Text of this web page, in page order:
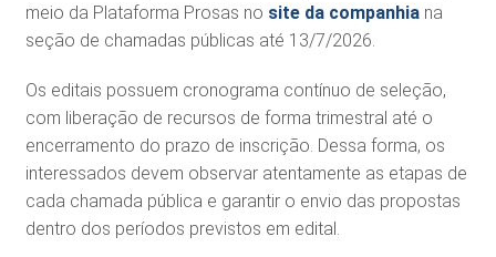
meio da Plataforma Prosas no site da companhiana
seção de chamadas públicas até 13/7/2026.
Os editais possuem cronograma contínuo de seleção,
com liberação de recursos de forma trimestral até o
encerramento do prazo de inscrição. Dessa forma, os
interessados devem observar atentamente as etapas de
cada chamada pública e garantir o envio das propostas
dentro dos períodos previstos em edital.